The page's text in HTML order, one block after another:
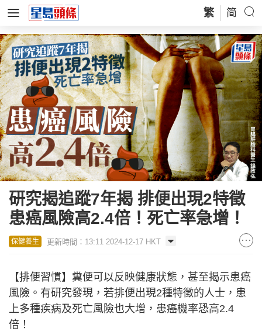
繁 简
研究揭追蹤7年揭 排便出現2特徵
患癌風險高2.4倍！死亡率急增！
保健養生 更新時間：13:11 2024-12-17 HKT
【排便習慣】糞便可以反映健康狀態，甚至揭示患癌
風險。有研究發現，若排便出現2種特徵的人士，患
上多種疾病及死亡風險也大增，患癌機率恐高2.4
倍！